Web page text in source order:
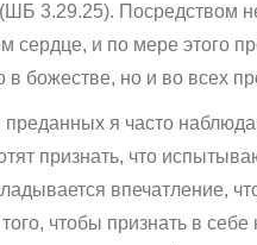
3.29.25). Посредством
сердце, и по мере этого
в божестве, но и во всех
я часто
признать, что
впечатление,
чтобы признать в